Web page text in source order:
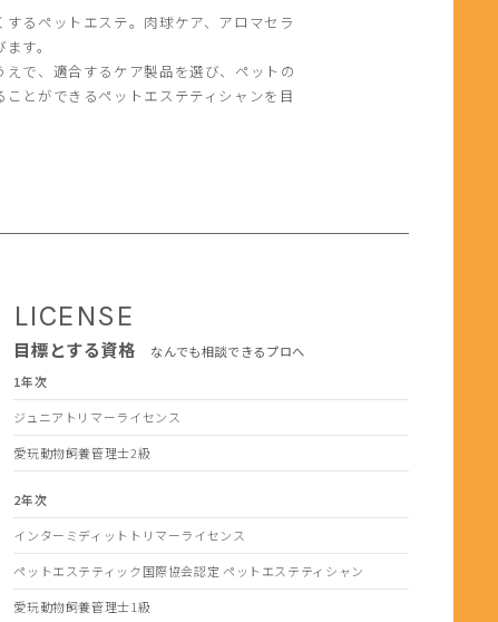
るペットエステ。肉球ケア、アロマセラ
す。
で、適合するケア製品を選び、ペットの
とができるペットエステティシャンを目
LICENSE
目標とする資格
なんでも相談できるプロへ
1年次
ジュニアトリマーライセンス
愛玩動物飼養管理士2級
2年次
インターミディットトリマーライセンス
ペットエステティック国際協会認定 ペットエステティシャン
愛玩動物飼養管理士1級